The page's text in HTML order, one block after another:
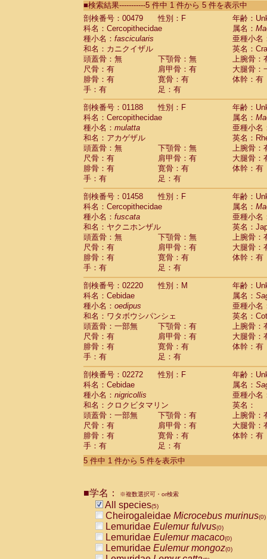
CebidaeSaguinus labiatus(0)
Cebidae Saguinus leucopus (0)
CebidaeSaguinus midas
CebidaeSaguinus mystax
CebidaeSaguinus nigricollis (1)
Cebidae Saguinus oedipus
Cebidae Saguinus weddelli
Cebidae Saguinusspp.
Cebidae Aotus trivirgatus
Cebidae Cebus albifrons
CebidaeCebus apella
Cebidae
CebidaeCebus nigrivittatus
Cebidae Cebusspp.(0)
Cebidae Saimiri boliviensis
Cebidae Saimiri sciureus
Atelidae Alouatta caraya
AtelidaeAlouatta fusca
AtelidaeAlouatta seniculus
AtelidaeAlouatta
Atelidae Ateles belzebuth
Atelidae Ateles geoffroyi
Atelidae Ateles paniscus
Atelidae Atelesspp.
Atelidae Lagothrix lagothricha
AtelidaeLagothrix lagothricha cana(0)
Pitheciidae
Cacajao calvus
Pitheciidae
Callicebus cupreus(0)
Pitheciidae Callicebus donacophilus(0)
PitheciidaeCallicebus moloch(0)
Pitheciidae Callicebus torquatus(0)
Pitheciidae Callicebus
Pitheciidae Chiropotes satanas
Pitheciidae Pithecia monachus
Pitheciidae Pithecia pithecia (0)
Cercopithecidae Cercocebus agilis (0)
Cercopithecidae
Cercocebus
Cercopithecidae
Cercocebus
CercopithecidaeCercocebus
CercopithecidaeCercocebus
CercopithecidaeCercocebus hybrid(0)
CercopithecidaeCercocebus
CercopithecidaeLophocebus
CercopithecidaePapio hamadryas
Cercopithecidae
CercopithecidaePapiospp. (0)
CercopithecidaeMandrillus
CercopithecidaeMandrillus sphinx
CercopithecidaeTheropithecus
CercopithecidaeMacaca arctoides
■検索結果-----------5 件中 1 件から 5 件を表示中
剖検番号：00479
性別：F
年齢：
科名：Cercopithecidae
属名：
種小名： fascicularis
亜種小名
和名：カニクイザル
英名：
頭蓋骨：無
下顎骨：無
上腕骨：
尺骨：有
肩甲骨：有
大腿骨：
腓骨：有
寛骨：有
体幹：有
手：有
足：有
剖検番号：01188
性別：F
年齢：
科名：Cercopithecidae
属名：
種小名： mulatta
亜種小名
和名：アカゲザル
英名：
頭蓋骨：無
下顎骨：無
上腕骨：
尺骨：有
肩甲骨：有
大腿骨：
腓骨：有
寛骨：有
体幹：有
手：有
足：有
剖検番号：01458
性別：F
年齢：
科名：Cercopithecidae
属名：
種小名： fuscata
亜種小名
和名：ヤクニホンザル
英名：
頭蓋骨：無
下顎骨：無
上腕骨：
尺骨：有
肩甲骨：有
大腿骨：
腓骨：有
寛骨：有
体幹：有
手：有
足：有
剖検番号：02220
性別：M
年齢：
科名：Cebidae
属名：
種小名： oedipus
亜種小名
和名：ワタボウシパンシェ
英名：
頭蓋骨：一部無
下顎骨：有
上腕骨：
尺骨：有
肩甲骨：有
大腿骨：
腓骨：有
寛骨：有
体幹：有
手：有
足：有
剖検番号：02272
性別：F
年齢：
科名：Cebidae
属名：
種小名： nigricollis
亜種小名
和名：クロクビタマリン
英名：
頭蓋骨：一部無
下顎骨：有
上腕骨：
尺骨：有
肩甲骨：有
大腿骨：
腓骨：有
寛骨：有
体幹：有
手：有
足：有
5 件中 1 件から 5 件を表示中
■学名： ※複数選択可・or検索
All species(5)
Cheirogaleidae Microcebus murinus(0)
Lemuridae Eulemur fulvus(0)
Lemuridae Eulemur macaco(0)
Lemuridae Eulemur mongoz(0)